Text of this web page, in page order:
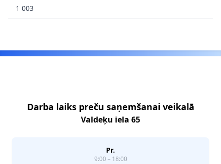
1 003
Darba laiks preču saņemšanai veikalā
Valdeķu iela 65
Pr.
9:00 – 18:00